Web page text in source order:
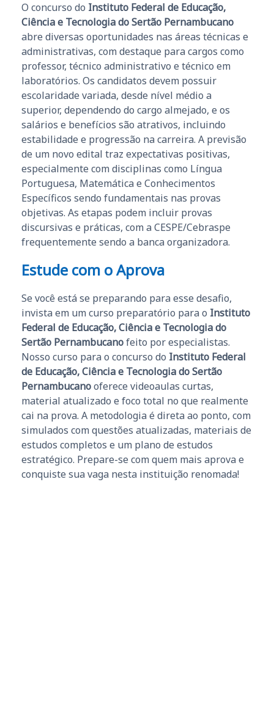
O concurso do Instituto Federal de Educação,
Ciência e Tecnologia do Sertão Pernambucano
abre diversas oportunidades nas áreas técnicas e
administrativas, com destaque para cargos como
professor, técnico administrativo e técnico em
laboratórios. Os candidatos devem possuir
escolaridade variada, desde nível médio a
superior, dependendo do cargo almejado, e os
salários e benefícios são atrativos, incluindo
estabilidade e progressão na carreira. A previsão
de um novo edital traz expectativas positivas,
especialmente com disciplinas como Língua
Portuguesa, Matemática e Conhecimentos
Específicos sendo fundamentais nas provas
objetivas. As etapas podem incluir provas
discursivas e práticas, com a CESPE/Cebraspe
frequentemente sendo a banca organizadora.
Estude com o Aprova
Se você está se preparando para esse desafio,
invista em um curso preparatório para o Instituto
Federal de Educação, Ciência e Tecnologia do
Sertão Pernambucanofeito por especialistas.
Nosso curso para o concurso do Instituto Federal
de Educação, Ciência e Tecnologia do Sertão
Pernambucanooferece videoaulas curtas,
material atualizado e foco total no que realmente
cai na prova. A metodologia é direta ao ponto, com
simulados com questões atualizadas, materiais de
estudos completos e um plano de estudos
estratégico. Prepare-se com quem mais aprova e
conquiste sua vaga nesta instituição renomada!